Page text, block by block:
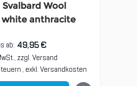
Wool
anthracite
ab: 49,95 €
zzgl.Versand
, exkl.Versandkosten